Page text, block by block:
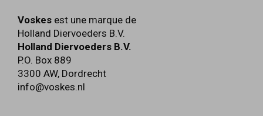
Voskes est une marque de
Holland Diervoeders B.V.
Holland Diervoeders B.V.
P.O. Box 889
3300 AW, Dordrecht
info@voskes.nl